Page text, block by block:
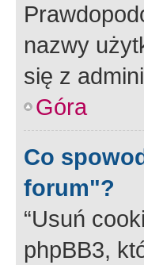
nazwy
się z
Góra
Co
forum"?
“Usuń
phpBB3,